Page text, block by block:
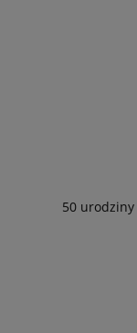
50 urodziny